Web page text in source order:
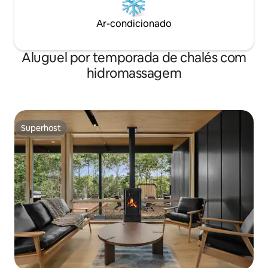
olhando para o seu pequeno refúgio.
Ar-condicionado
Aluguel por temporada de chalés com
hidromassagem
Superhost
Superhost